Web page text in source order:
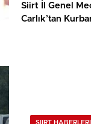
Siirt İl Genel
Carlık’tan
SIIRT HABERLERI